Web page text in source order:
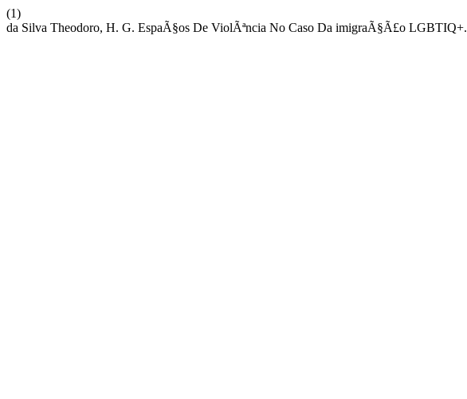
(1)
da Silva Theodoro, H. G. EspaÃ§os De ViolÃªncia No Caso Da imigraÃ§Ã£o LGBTIQ+.